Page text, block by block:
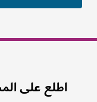
اطلع على